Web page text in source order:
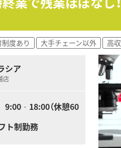
万円も目指せます。
積極的に進めています。
減に努めています。
に携わることも可能です。
度あり 大手チェーン以外 高
シア
店
（休憩60
ト制勤務